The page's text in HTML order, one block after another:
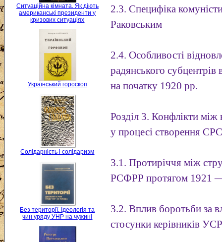
Ситуаційна кімната. Як діють
американські президенти у
кризових ситуаціях
Український гороскоп
Солідарність і солідаризм
Без території. Ідеологія та
чин уряду УНР на чужині
2.3. Специфіка
Раковським
2.4. Особливості
радянського
на початку 1920 рр.
Розділ 3. Конфлікти
у процесі створення
3.1. Протиріччя між
РСФРР протягом 1921
3.2. Вплив боротьби за
стосунки керівників